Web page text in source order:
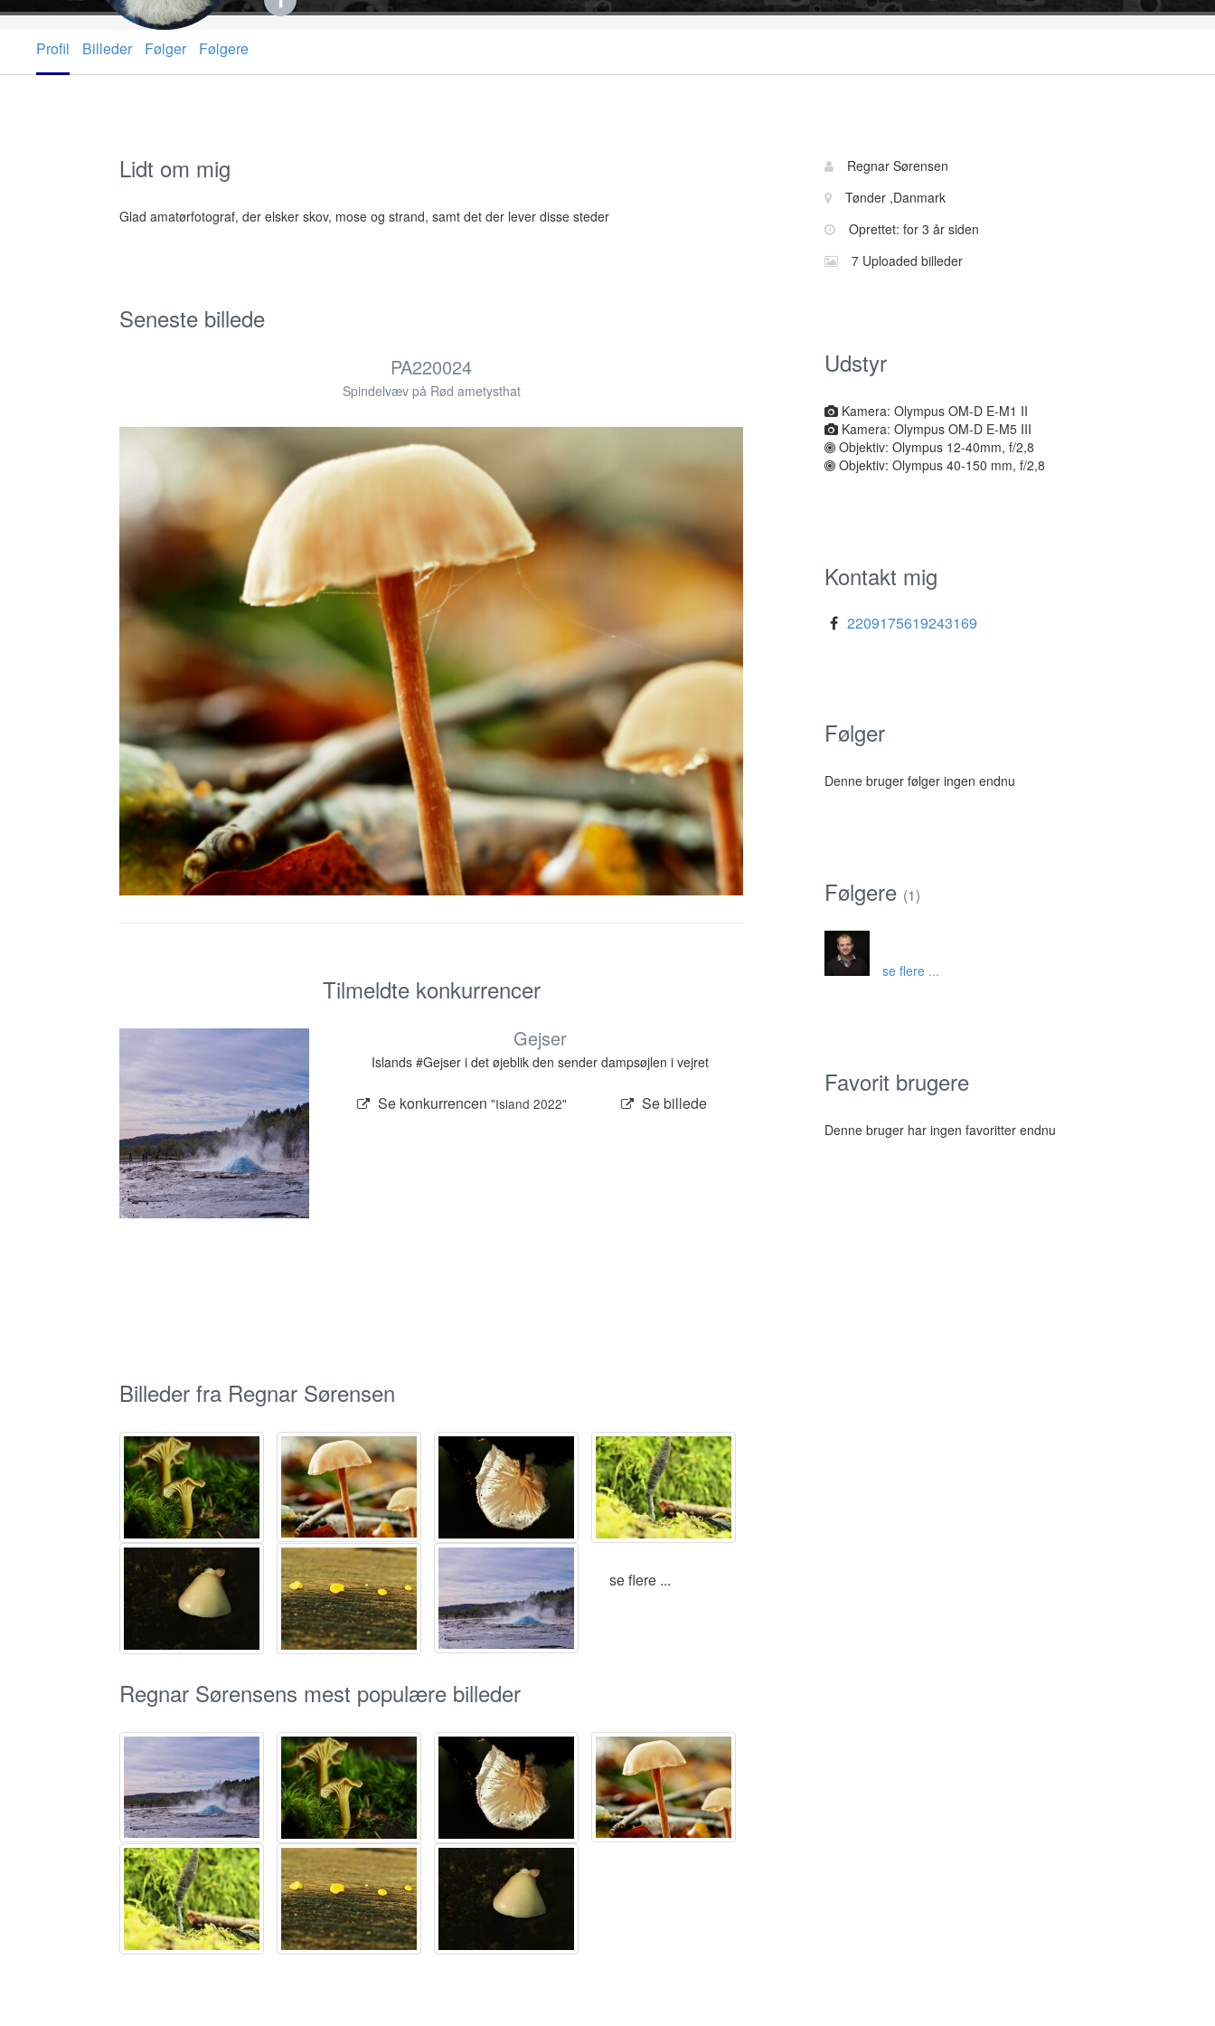
Profil Billeder Følger Følgere
Lidt om mig
Glad amatørfotograf, der elsker skov, mose og strand, samt det der lever disse steder
Seneste billede
PA220024
Spindelvæv på Rød ametysthat
Tilmeldte konkurrencer
Gejser
Islands #Gejser i det øjeblik den sender dampsøjlen i vejret
Se billede
Se konkurrencen "Island 2022"
Billeder fra Regnar Sørensen
se flere ...
Regnar Sørensens mest populære billeder
Bruger
information
Navn:
Regnar Sørensen
Sted:
Tønder ,Danmark
Oprettet: for 3 år siden
7 Uploaded billeder
Udstyr
Kamera: Olympus OM-D E-M1 II
Kamera: Olympus OM-D E-M5 III
Objektiv: Olympus 12-40mm, f/2,8
Objektiv: Olympus 40-150 mm, f/2,8
Kontakt mig
2209175619243169
Følger
Denne bruger følger ingen endnu
Følgere (1)
se flere ...
Favorit brugere
Denne bruger har ingen favoritter endnu